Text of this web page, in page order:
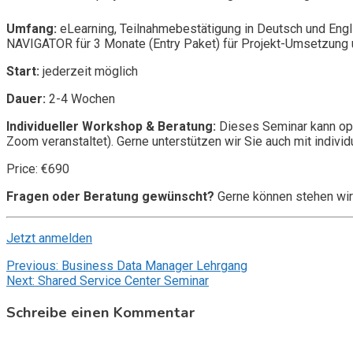
Umfang: eLearning, Teilnahmebestätigung in Deutsch und
NAVIGATOR für 3 Monate (Entry Paket) für Projekt-
Start: jederzeit möglich
Dauer: 2-4 Wochen
Individueller Workshop & Beratung: Dieses Seminar kann
Zoom veranstaltet). Gerne unterstützen wir Sie auch mit
Price: €690
Fragen oder Beratung gewünscht? Gerne können stehen
Jetzt anmelden
Beitragsnavigation
Previous: Business Data Manager Lehrgang
Next: Shared Service Center Seminar
Schreibe einen Kommentar